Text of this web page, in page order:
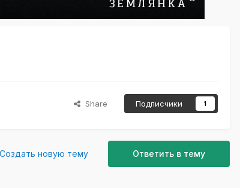
Share Подписчики 1
Ответить в тему
Создать новую тему